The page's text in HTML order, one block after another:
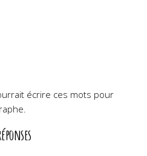
écrire ces mots pour